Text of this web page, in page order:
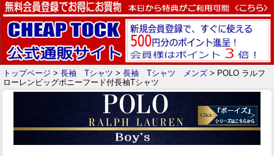
トップページ > 長袖 Tシャツ > 長袖 Tシャツ メンズ > POLO ラルフ
ローレンビッグポニーフード付長袖Tシャツ